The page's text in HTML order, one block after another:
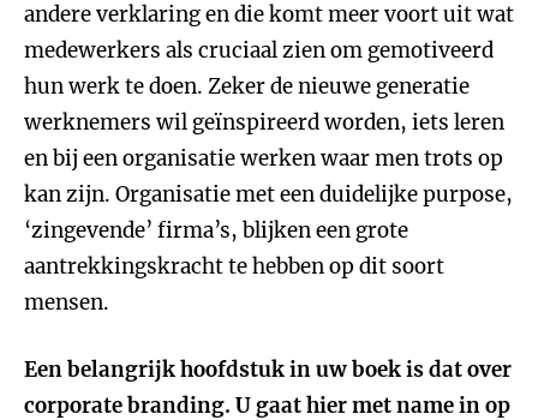
andere verklaring en die komt meer voort uit wat
medewerkers als cruciaal zien om gemotiveerd
hun werk te doen. Zeker de nieuwe generatie
werknemers wil geïnspireerd worden, iets leren
en bij een organisatie werken waar men trots op
kan zijn. Organisatie met een duidelijke purpose,
‘zingevende’ firma’s, blijken een grote
aantrekkingskracht te hebben op dit soort
mensen.
Een belangrijk hoofdstuk in uw boek is dat over
corporate branding. U gaat hier met name in op